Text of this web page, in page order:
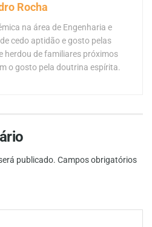
Rocha
na área de Engenharia e
cedo aptidão e gosto pelas
herdou de familiares próximos
o gosto pela doutrina espírita.
publicado. Campos obrigatórios